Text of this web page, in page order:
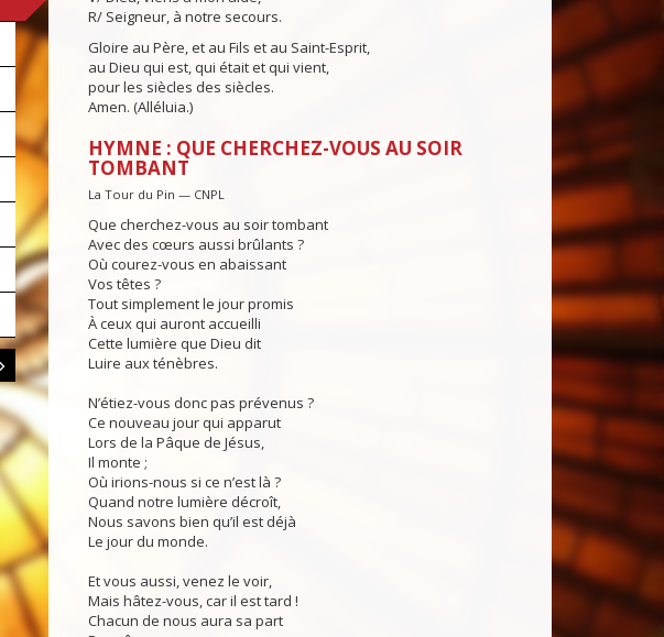
R/ Seigneur, à notre secours.
Gloire au Père, et au Fils et au Saint-Esprit,
au Dieu qui est, qui était et qui vient,
pour les siècles des siècles.
Amen. (Alléluia.)
HYMNE : QUE CHERCHEZ-VOUS AU SOIR
TOMBANT
La Tour du Pin — CNPL
Que cherchez-vous au soir tombant
Avec des cœurs aussi brûlants ?
Où courez-vous en abaissant
Vos têtes ?
Tout simplement le jour promis
À ceux qui auront accueilli
Cette lumière que Dieu dit
Luire aux ténèbres.
N’étiez-vous donc pas prévenus ?
Ce nouveau jour qui apparut
Lors de la Pâque de Jésus,
Il monte ;
Où irions-nous si ce n’est là ?
Quand notre lumière décroît,
Nous savons bien qu’il est déjà
Le jour du monde.
Et vous aussi, venez le voir,
Mais hâtez-vous, car il est tard !
Chacun de nous aura sa part